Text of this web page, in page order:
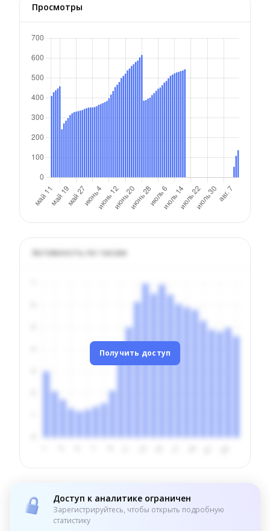
Просмотры
Активность по часам
Получить доступ
Доступ к аналитике ограничен
Зарегистрируйтесь, чтобы открыть подробную
статистику